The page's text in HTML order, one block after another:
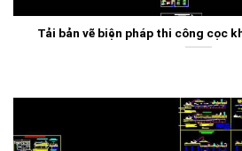
Tải bản vẽ biện pháp thi công cọc